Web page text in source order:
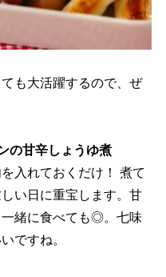
ても大活躍するので、ぜ
の甘辛しょうゆ煮
入れておくだけ！ 煮て
い日に重宝します。甘
緒に食べても◎。七味
ですね。